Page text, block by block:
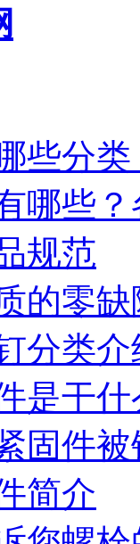
些分类
哪些
规范
的零
分类介
是干
固件
简介